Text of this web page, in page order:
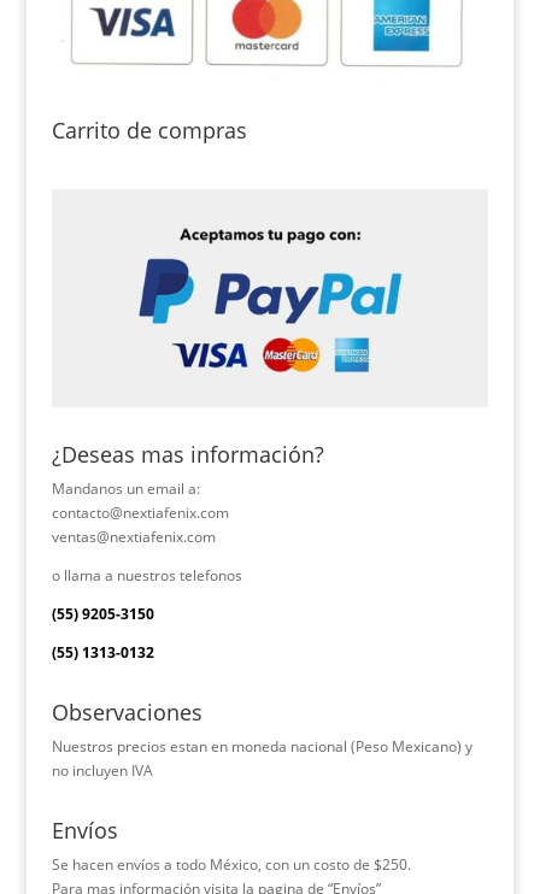
Carrito de compras
¿Deseas mas información?
Mandanos un email a:
contacto@nextiafenix.com
ventas@nextiafenix.com
o llama a nuestros telefonos
(55) 9205-3150
(55) 1313-0132
Observaciones
Nuestros precios estan en moneda nacional (Peso Mexicano) y
no incluyen IVA
Envíos
Se hacen envíos a todo México, con un costo de $250.
Para mas información visita la pagina de “Envíos”